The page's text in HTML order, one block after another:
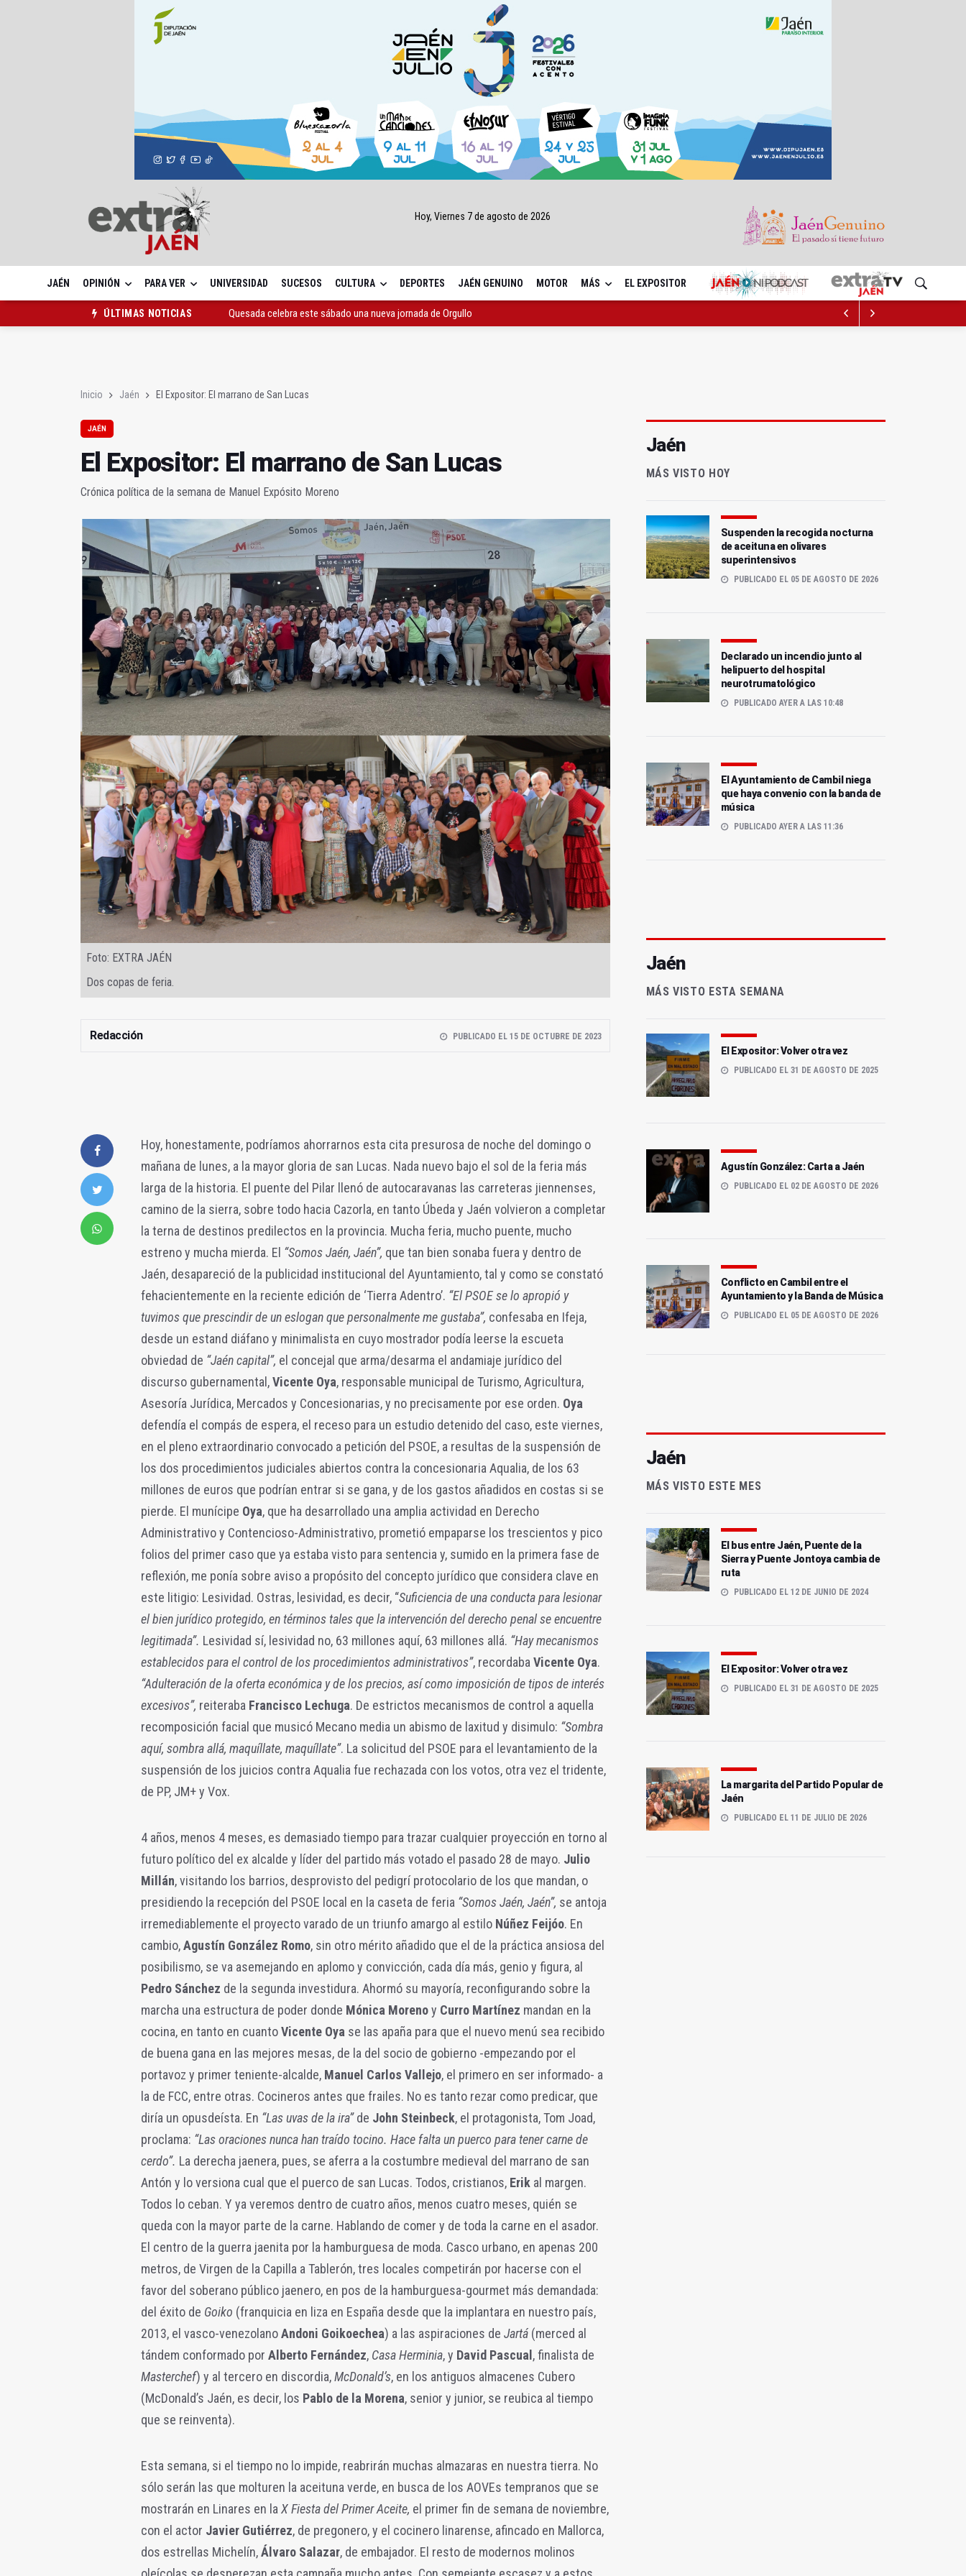
Hoy, Viernes 7 de agosto de 2026
JAÉN OPINIÓN PARA VER UNIVERSIDAD SUCESOS CULTURA DEPORTES JAÉN GENUINO MOTOR MÁS EL EXPOSITOR
ÚLTIMAS NOTICIAS
Quesada celebra este sábado una nueva jornada de Orgullo
Inicio Jaén El Expositor: El marrano de San Lucas
JAÉN
El Expositor: El marrano de San Lucas
Crónica política de la semana de Manuel Expósito Moreno
Foto: EXTRA JAÉN
Dos copas de feria.
Redacción PUBLICADO EL 15 DE OCTUBRE DE 2023
Hoy, honestamente, podríamos ahorrarnos esta cita presurosa de noche del domingo o
mañana de lunes, a la mayor gloria de san Lucas. Nada nuevo bajo el sol de la feria más
larga de la historia. El puente del Pilar llenó de autocaravanas las carreteras jiennenses,
camino de la sierra, sobre todo hacia Cazorla, en tanto Úbeda y Jaén volvieron a completar
la terna de destinos predilectos en la provincia. Mucha feria, mucho puente, mucho
estreno y mucha mierda. El “Somos Jaén, Jaén”, que tan bien sonaba fuera y dentro de
Jaén, desapareció de la publicidad institucional del Ayuntamiento, tal y como se constató
fehacientemente en la reciente edición de ‘Tierra Adentro’. “El PSOE se lo apropió y
tuvimos que prescindir de un eslogan que personalmente me gustaba”, confesaba en Ifeja,
desde un estand diáfano y minimalista en cuyo mostrador podía leerse la escueta
obviedad de “Jaén capital”, el concejal que arma/desarma el andamiaje jurídico del
discurso gubernamental,Vicente Oya, responsable municipal de Turismo, Agricultura,
Asesoría Jurídica, Mercados y Concesionarias, y no precisamente por ese orden. Oya
defendía el compás de espera, el receso para un estudio detenido del caso, este viernes,
en el pleno extraordinario convocado a petición del PSOE, a resultas de la suspensión de
los dos procedimientos judiciales abiertos contra la concesionaria Aqualia, de los 63
millones de euros que podrían entrar si se gana, y de los gastos añadidos en costas si se
pierde. El munícipe Oya, que ha desarrollado una amplia actividad en Derecho
Administrativo y Contencioso-Administrativo, prometió empaparse los trescientos y pico
folios del primer caso que ya estaba visto para sentencia y, sumido en la primera fase de
reflexión, me ponía sobre aviso a propósito del concepto jurídico que considera clave en
este litigio: Lesividad. Ostras, lesividad, es decir, “Suficiencia de una conducta para lesionar
el bien jurídico protegido, en términos tales que la intervención del derecho penal se encuentre
legitimada”. Lesividad sí, lesividad no, 63 millones aquí, 63 millones allá. “Hay mecanismos
establecidos para el control de los procedimientos administrativos”, recordaba Vicente Oya.
“Adulteración de la oferta económica y de los precios, así como imposición de tipos de interés
excesivos”, reiteraba Francisco Lechuga. De estrictos mecanismos de control a aquella
recomposición facial que musicó Mecano media un abismo de laxitud y disimulo: “Sombra
aquí, sombra allá, maquíllate, maquíllate”. La solicitud del PSOE para el levantamiento de la
suspensión de los juicios contra Aqualia fue rechazada con los votos, otra vez el tridente,
de PP, JM+ y Vox.
4 años, menos 4 meses, es demasiado tiempo para trazar cualquier proyección en torno al
futuro político del ex alcalde y líder del partido más votado el pasado 28 de mayo. Julio
Millán, visitando los barrios, desprovisto del pedigrí protocolario de los que mandan, o
presidiendo la recepción del PSOE local en la caseta de feria “Somos Jaén, Jaén”, se antoja
irremediablemente el proyecto varado de un triunfo amargo al estilo Núñez Feijóo. En
cambio,Agustín González Romo, sin otro mérito añadido que el de la práctica ansiosa del
posibilismo, se va asemejando en aplomo y convicción, cada día más, genio y figura, al
Pedro Sánchez de la segunda investidura. Ahormó su mayoría, reconfigurando sobre la
marcha una estructura de poder donde Mónica Morenoy Curro Martínez mandan en la
cocina, en tanto en cuantoVicente Oya se las apaña para que el nuevo menú sea recibido
de buena gana en las mejores mesas, de la del socio de gobierno -empezando por el
portavoz y primer teniente-alcalde, Manuel Carlos Vallejo, el primero en ser informado- a
la de FCC, entre otras. Cocineros antes que frailes. No es tanto rezar como predicar, que
diría un opusdeísta. En “Las uvas de la ira”de John Steinbeck, el protagonista, Tom Joad,
proclama: “Las oraciones nunca han traído tocino. Hace falta un puerco para tener carne de
cerdo”. La derecha jaenera, pues, se aferra a la costumbre medieval del marrano de san
Antón y lo versiona cual que el puerco de san Lucas. Todos, cristianos, Erik al margen.
Todos lo ceban. Y ya veremos dentro de cuatro años, menos cuatro meses, quién se
queda con la mayor parte de la carne. Hablando de comer y de toda la carne en el asador.
El centro de la guerra jaenita por la hamburguesa de moda. Casco urbano, en apenas 200
metros, de Virgen de la Capilla a Tablerón, tres locales competirán por hacerse con el
favor del soberano público jaenero, en pos de la hamburguesa-gourmet más demandada:
del éxito de Goiko (franquicia en liza en España desde que la implantara en nuestro país,
2013, el vasco-venezolanoAndoni Goikoechea) a las aspiraciones de Jartá (merced al
tándem conformado por Alberto Fernández, Casa Herminia, y David Pascual, finalista de
Masterchef) y al tercero en discordia,McDonald’s, en los antiguos almacenes Cubero
(McDonald’s Jaén, es decir, los Pablo de la Morena, senior y junior, se reubica al tiempo
que se reinventa).
Esta semana, si el tiempo no lo impide, reabrirán muchas almazaras en nuestra tierra. No
sólo serán las que molturen la aceituna verde, en busca de los AOVEs tempranos que se
mostrarán en Linares en la X Fiesta del Primer Aceite, el primer fin de semana de noviembre,
con el actor Javier Gutiérrez, de pregonero, y el cocinero linarense, afincado en Mallorca,
dos estrellas Michelín,Álvaro Salazar, de embajador. El resto de modernos molinos
Jaén
MÁS VISTO HOY
Suspenden la recogida nocturna
de aceituna en olivares
superintensivos
PUBLICADO EL 05 DE AGOSTO DE 2026
Declarado un incendio junto al
helipuerto del hospital
neurotrumatológico
PUBLICADO AYER A LAS 10:48
El Ayuntamiento de Cambil niega
que haya convenio con la banda de
música
PUBLICADO AYER A LAS 11:36
Jaén
MÁS VISTO ESTA SEMANA
El Expositor: Volver otra vez
PUBLICADO EL 31 DE AGOSTO DE 2025
Agustín González: Carta a Jaén
PUBLICADO EL 02 DE AGOSTO DE 2026
Conflicto en Cambil entre el
Ayuntamiento y la Banda de Música
PUBLICADO EL 05 DE AGOSTO DE 2026
Jaén
MÁS VISTO ESTE MES
El bus entre Jaén, Puente de la
Sierra y Puente Jontoya cambia de
ruta
PUBLICADO EL 12 DE JUNIO DE 2024
El Expositor: Volver otra vez
PUBLICADO EL 31 DE AGOSTO DE 2025
La margarita del Partido Popular de
Jaén
PUBLICADO EL 11 DE JULIO DE 2026